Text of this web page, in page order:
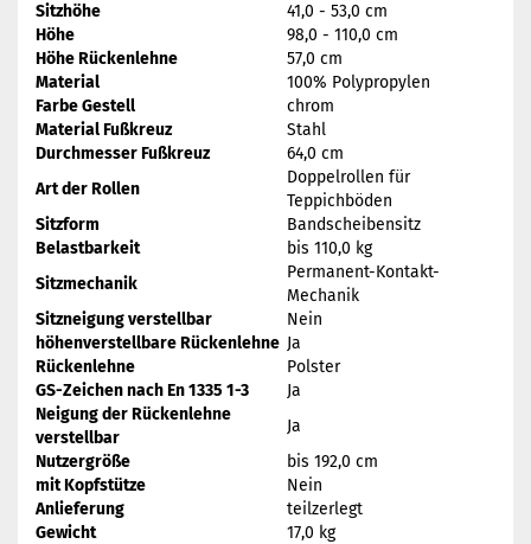
Sitzhöhe
41,0 - 53,0 cm
Höhe
98,0 - 110,0 cm
Höhe Rückenlehne
57,0 cm
Material
100% Polypropylen
Farbe Gestell
chrom
Material Fußkreuz
Stahl
Durchmesser Fußkreuz
64,0 cm
Art der Rollen
Doppelrollen für
Teppichböden
Sitzform
Bandscheibensitz
Belastbarkeit
bis 110,0 kg
Sitzmechanik
Permanent-Kontakt-
Mechanik
Sitzneigung verstellbar
Nein
höhenverstellbare Rückenlehne Ja
Rückenlehne
Polster
GS-Zeichen nach En 1335 1-3
Ja
Neigung der Rückenlehne
verstellbar
Ja
Nutzergröße
bis 192,0 cm
mit Kopfstütze
Nein
Anlieferung
teilzerlegt
Gewicht
17,0 kg